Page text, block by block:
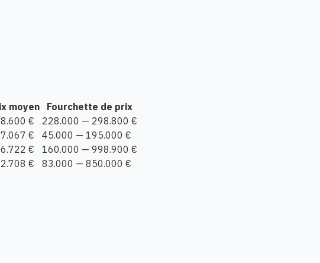
moyen
Fourchette de prix
€
228.000 — 298.800 €
€
45.000 — 195.000 €
€
160.000 — 998.900 €
€ 83.000 — 850.000 €